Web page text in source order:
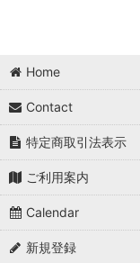
Home
Contact
特定商取引法表示
ご利用案内
Calendar
新規登録